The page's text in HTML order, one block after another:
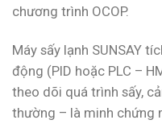
chương trình OCOP.
Máy sấy lạnh SUNSAY
động (PID hoặc PLC –
theo dõi quá trình sấy,
thường – là minh chứng